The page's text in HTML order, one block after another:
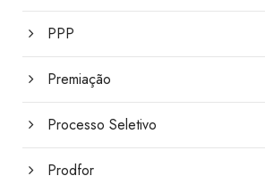
PPP
Premiação
Processo Seletivo
Prodfor